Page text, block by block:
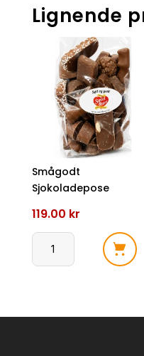
Lignende
Smågodt
Sjokoladepose
119.00 kr
Smågodt